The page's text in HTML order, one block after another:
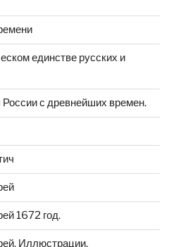
единстве русских и
с древнейших времен.
1672 год.
Иллюстрации.